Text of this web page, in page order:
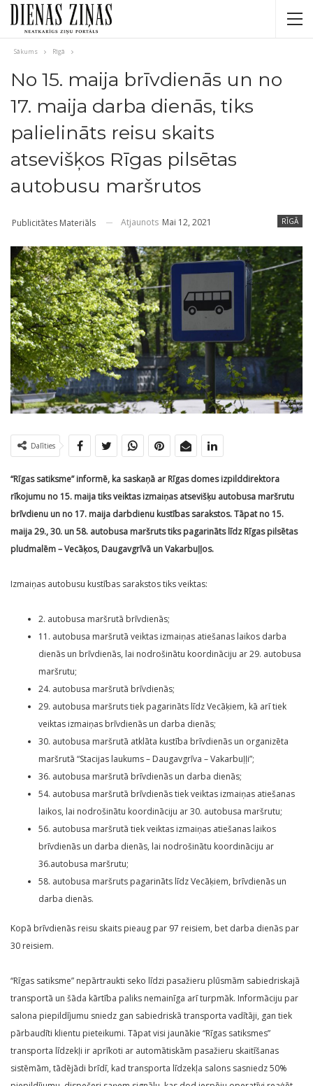
Sākums Rīgā
No 15. maija brīvdienās un no
17. maija darba dienās, tiks
palielināts reisu skaits
atsevišķos Rīgas pilsētas
autobusu maršrutos
RĪGĀ
Publicitātes Materiāls Atjaunots Mai 12, 2021
Dalīties
“Rīgas satiksme” informē, ka saskaņā ar Rīgas domes izpilddirektora
rīkojumu no 15. maija tiks veiktas izmaiņas atsevišķu autobusa maršrutu
brīvdienu un no 17. maija darbdienu kustības sarakstos. Tāpat no 15.
maija 29., 30. un 58. autobusa maršruts tiks pagarināts līdz Rīgas pilsētas
pludmalēm – Vecāķos, Daugavgrīvā un Vakarbuļļos.
Izmaiņas autobusu kustības sarakstos tiks veiktas:
2. autobusa maršrutā brīvdienās;
11. autobusa maršrutā veiktas izmaiņas atiešanas laikos darba
dienās un brīvdienās, lai nodrošinātu koordināciju ar 29. autobusa
maršrutu;
24. autobusa maršrutā brīvdienās;
29. autobusa maršruts tiek pagarināts līdz Vecāķiem, kā arī tiek
veiktas izmaiņas brīvdienās un darba dienās;
30. autobusa maršrutā atklāta kustība brīvdienās un organizēta
maršrutā “Stacijas laukums – Daugavgrīva – Vakarbuļļi”;
36. autobusa maršrutā brīvdienās un darba dienās;
54. autobusa maršrutā brīvdienās tiek veiktas izmaiņas atiešanas
laikos, lai nodrošinātu koordināciju ar 30. autobusa maršrutu;
56. autobusa maršrutā tiek veiktas izmaiņas atiešanas laikos
brīvdienās un darba dienās, lai nodrošinātu koordināciju ar
36.autobusa maršrutu;
58. autobusa maršruts pagarināts līdz Vecāķiem, brīvdienās un
darba dienās.
Kopā brīvdienās reisu skaits pieaug par 97 reisiem, bet darba dienās par
30 reisiem.
“Rīgas satiksme” nepārtraukti seko līdzi pasažieru plūsmām sabiedriskajā
transportā un šāda kārtība paliks nemainīga arī turpmāk. Informāciju par
salona piepildījumu sniedz gan sabiedriskā transporta vadītāji, gan tiek
pārbaudīti klientu pieteikumi. Tāpat visi jaunākie “Rīgas satiksmes”
transporta līdzekļi ir aprīkoti ar automātiskām pasažieru skaitīšanas
sistēmām, tādējādi brīdī, kad transporta līdzekļa salons sasniedz 50%